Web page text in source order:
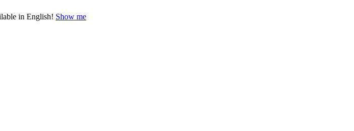
in English! Show me